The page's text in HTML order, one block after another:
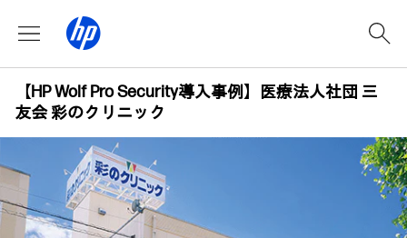
【HP Wolf Pro Security導入事例】医療法人社団 三
友会 彩のクリニック